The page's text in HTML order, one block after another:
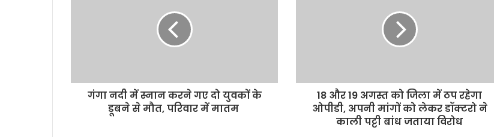
गंगा नदी में स्नान करने गए दो युवकों के
डूबने से मौत, परिवार में मातम
18 और 19 अगस्त को जिला में ठप रहेगा
ओपीडी, अपनी मांगों को लेकर डॉक्टरो ने
काली पट्टी बांध जताया विरोध